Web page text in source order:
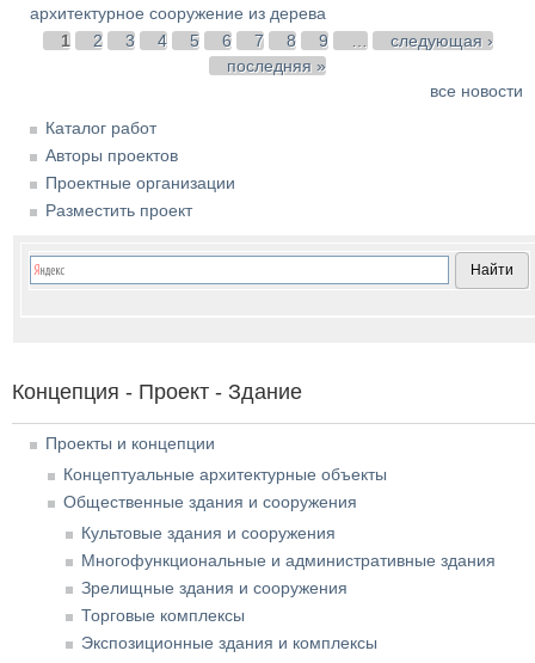
архитектурное сооружение из дерева
Страницы
1 2 3 4 5 6 7 8 9
следующая ›
последняя »
все новости
Каталог работ
Авторы проектов
Проектные организации
Разместить проект
Концепция - Проект - Здание
Проекты и концепции
Концептуальные архитектурные объекты
Общественные здания и сооружения
Культовые здания и сооружения
Многофункциональные и административные здания
Зрелищные здания и сооружения
Торговые комплексы
Экспозиционные здания и комплексы